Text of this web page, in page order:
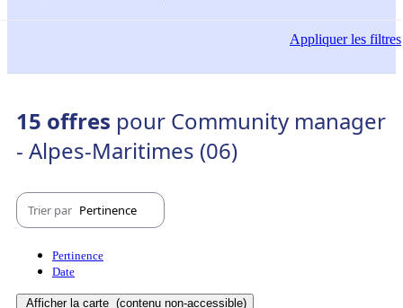
Appliquerles filtres
15 offres pour Community manager
- Alpes-Maritimes (06)
Trier par Pertinence
Pertinence
Date
Afficher la carte (contenu non-accessible)